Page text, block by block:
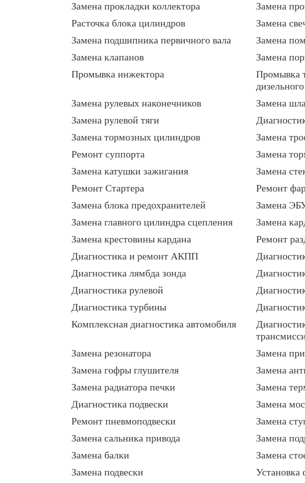
Замена прокладки коллектора
Замена
Расточка блока цилиндров
Замена
Замена подшипника первичного вала
Замена
Замена клапанов
Замена
Промывка инжектора
Промывка
Замена рулевых наконечников
Замена
Замена рулевой тяги
Замена тормозных цилиндров
Замена
Ремонт суппорта
Замена
Замена катушки зажигания
Замена
Ремонт Стартера
Ремонт
Замена блока предохранителей
Замена
Замена главного цилиндра сцепления
Замена
Замена крестовины кардана
Ремонт
Диагностика и ремонт АКПП
Диагностика лямбда зонда
Диагностика рулевой
Диагностика турбины
Комплексная диагностика автомобиля
Замена резонатора Замена
Замена гофры глушителя
Замена
Замена радиатора печки
Замена
Диагностика подвески
Замена
Ремонт пневмоподвески
Замена
Замена сальника привода
Замена
Замена балки
Замена
Замена подвески
Установка